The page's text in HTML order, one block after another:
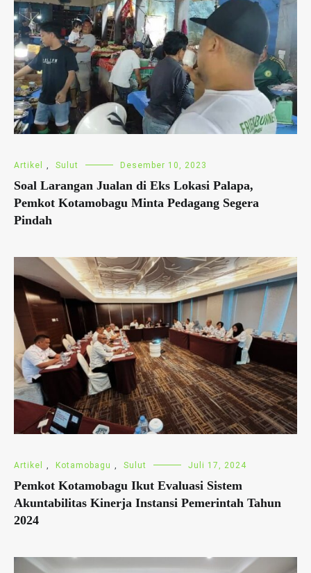
Artikel , Sulut Desember 10, 2023
Soal Larangan Jualan di Eks Lokasi Palapa,
Pemkot Kotamobagu Minta Pedagang Segera
Pindah
Artikel , Kotamobagu , Sulut Juli 17, 2024
Pemkot Kotamobagu Ikut Evaluasi Sistem
Akuntabilitas Kinerja Instansi Pemerintah Tahun
2024